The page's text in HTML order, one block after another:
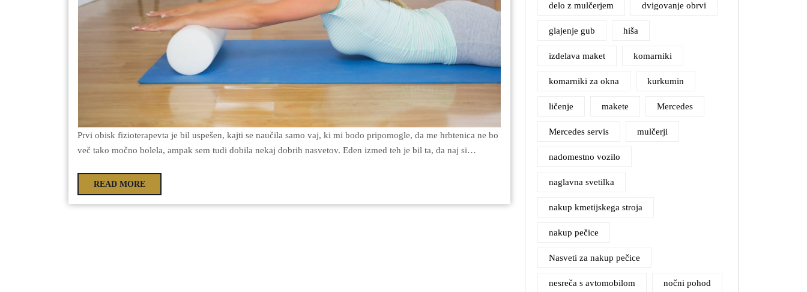
Prvi obisk fizioterapevta je bil uspešen, kajti se naučila samo vaj, ki mi bodo pripomogle, da me hrbtenica ne bo
več tako močno bolela, ampak sem tudi dobila nekaj dobrih nasvetov. Eden izmed teh je bil ta, da naj si…
READ MORE
delo z mulčerjem dvigovanje obrvi
glajenje gub hiša
izdelava maket komarniki
komarniki za okna kurkumin
ličenje makete Mercedes
Mercedes servis mulčerji
nadomestno vozilo
naglavna svetilka
nakup kmetijskega stroja
nakup pečice
Nasveti za nakup pečice
nesreča s avtomobilom nočni pohod